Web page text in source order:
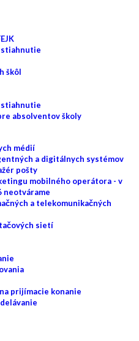
stiahnutie
škôl
stiahnutie
absolventov školy
médií
a digitálnych systémov
pošty
mobilného operátora - v
neotvárame
a telekomunikačných
sietí
prijímacie konanie